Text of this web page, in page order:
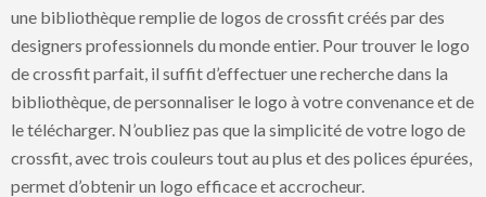
une bibliothèque remplie de logos de crossfit créés par des
designers professionnels du monde entier. Pour trouver le logo
de crossfit parfait, il suffit d’effectuer une recherche dans la
bibliothèque, de personnaliser le logo à votre convenance et de
le télécharger. N’oubliez pas que la simplicité de votre logo de
crossfit, avec trois couleurs tout au plus et des polices épurées,
permet d’obtenir un logo efficace et accrocheur.